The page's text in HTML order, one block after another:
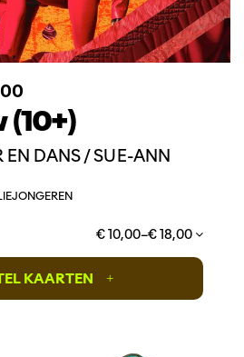
(10+)
EN DANS / SUE-ANN
JONGEREN
€ 10,00–€ 18,00
KAARTEN +